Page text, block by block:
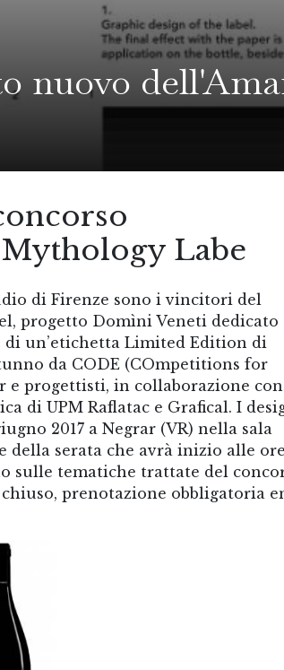
nuovo
Labe
di Firenze sono i vincitori del
progetto Domìni Veneti dedicato
di un’etichetta Limited Edition di
da CODE (COmpetitions for
e progettisti, in collaborazione con
di UPM Raflatac e Grafical. I
2017 a Negrar (VR) nella sala
della serata che avrà inizio alle
sulle tematiche trattate del
prenotazione obbligatoria